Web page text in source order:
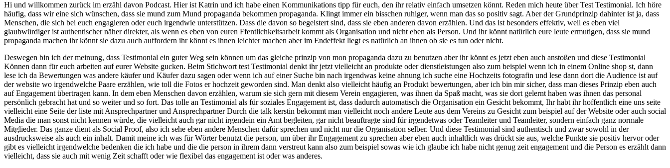
Hi und willkommen zurück im erzähl davon Podcast. Hier ist Katrin und ich habe einen Kommunikations tipp für euch, den ihr relativ einfach umsetzen könnt. Reden mich heute über Test Testimonial. Ich höre
häufig, dass wir eine sich wünschen, dass sie mund zum Mund propaganda bekommen propaganda. Klingt immer ein bisschen ruhiger, wenn man das so positiv sagt. Aber der Grundprinzip dahinter ist ja, dass
Menschen, die sich bei euch engagieren oder euch irgendwie unterstützen. Dass die davon so begeistert sind, dass sie eben anderen davon erzählen. Und das ist besonders effektiv, weil es eben viel
glaubwürdiger ist authentischer näher direkter, als wenn es eben von euren Ffentlichkeitsarbeit kommt als Organisation und nicht eben als Person. Und ihr könnt natürlich eure leute ermutigen, dass sie mund
propaganda machen ihr könnt sie dazu auch auffordern ihr könnt es ihnen leichter machen aber im Endeffekt liegt es natürlich an ihnen ob sie es tun oder nicht.
Deswegen bin ich der meinung, dass Testimonial ein guter Weg sein können um das gleiche prinzip von mon propaganda dazu zu benutzen aber ihr könnt es jetzt eben auch anstoßen und diese Testimonial
Können dann für euch arbeiten auf eurer Website gucken. Beim Stichwort test Testimonial denkt ihr jetzt vielleicht an produkte oder dienstleistungen also zum beispiel wenn ich in einem Online shop st, dann
lese ich da Bewertungen was andere käufer und Käufer dazu sagen oder wenn ich auf einer Suche bin nach irgendwas keine ahnung ich suche eine Hochzeits fotografin und lese dann dort die Audience ist auf
der website wo irgendwelche Paare erzählen, wie toll die Fotos er hochzeit geworden sind. Man denkt also vielleicht häufig an Produkt bewertungen, aber ich bin mir sicher, dass man dieses Prinzip eben auch
auf Engagement übertragen kann. In dem eben Menschen davon erzählen, warum sie sich gern mit diesem Verein engagieren, was ihnen da Spaß macht, was sie dort gelernt haben was ihnen das personal
persönlich gebracht hat und so weiter und so fort. Das tolle an Testimonial als für soziales Engagement ist, dass dadurch automatisch die Organisation ein Gesicht bekommt, Ihr habt ihr hoffentlich eine uns seite
vielleicht eine Seite der liste mit Ansprechpartner und Ansprechpartner Durch die talk kerstin bekommt man vielleicht noch andere Leute aus dem Vereins zu Gesicht zum beispiel auf der Website oder auch social
Media die man sonst nicht kennen würde, die vielleicht auch gar nicht irgendein ein Amt begleiten, gar nicht beauftragte sind für irgendetwas oder Teamleiter und Teamleiter, sondern einfach ganz normale
Mitglieder. Das ganze dient als Social Proof, also ich sehe eben andere Menschen dafür sprechen und nicht nur die Organisation selber. Und diese Testimonial sind authentisch und zwar sowohl in der
ausdrucksweise als auch ein inhalt. Damit meine ich was für Wörter benutzt die person, um über ihr Engagement zu sprechen aber eben auch inhaltlich was drückt sie aus, welche Punkte sie positiv hervor oder
gibt es vielleicht irgendwelche bedenken die ich habe und die die person in ihrem dann verstreut kann also zum beispiel sowas wie ich glaube ich habe nicht genug zeit engagement und die Person es erzählt dann
vielleicht, dass sie auch mit wenig Zeit schafft oder wie flexibel das engagement ist oder was anderes.